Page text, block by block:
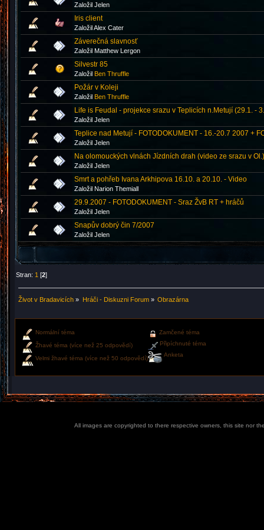
Založil Jelen
Iris client
Založil Alex Cater
Záverečná slavnosť
Založil Matthew Lergon
Silvestr 85
Založil Ben Thruffle
Požár v Koleji
Založil Ben Thruffle
Life is Feudal - projekce srazu v Teplicích n.Metují (29.1. -
Založil Jelen
Teplice nad Metují - FOTODOKUMENT - 16.-20.7 2007 +
Založil Jelen
Na olomouckých vlnách Jízdních drah (video ze srazu v Ol.)
Založil Jelen
Smrt a pohřeb Ivana Arkhipova 16.10. a 20.10. - Video
Založil Narion Themiall
29.9.2007 - FOTODOKUMENT - Sraz ŽvB RT + hráčů
Založil Jelen
Snapův dobrý čin 7/2007
Založil Jelen
Stran: 1 [2]
Život v Bradavicích » Hráči - Diskuzni Forum» Obrazárna
Normální téma
Žhavé téma (více než 25 odpovědí)
Velmi žhavé téma (více než 50 odpovědí)
Zamčené téma
Připíchnuté téma
Anketa
All images are copyrighted to there respective owners, this site nor